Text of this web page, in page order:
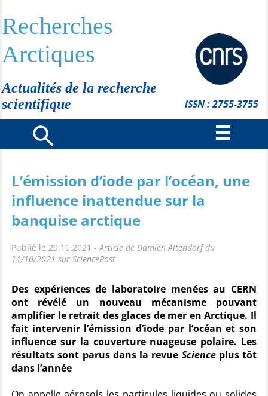
Recherches
Arctiques
Actualités de la recherche
scientifique
ISSN : 2755-3755
L’émission d’iode par l’océan, une
influence inattendue sur la
banquise arctique
Publié le 29.10.2021 -Article de Damien Altendorf du
11/10/2021 sur SciencePost
Des expériences de laboratoire menées au CERN
ont révélé un nouveau mécanisme pouvant
amplifier le retrait des glaces de mer en Arctique. Il
fait intervenir l’émission d’iode par l’océan et son
influence sur la couverture nuageuse polaire. Les
résultats sont parus dans la revue Scienceplus tôt
dans l’année